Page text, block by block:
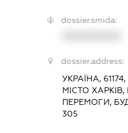
dossier.smida:
dossier.address:
УКРАЇНА,
МІСТО
ПЕРЕМОГИ,
305